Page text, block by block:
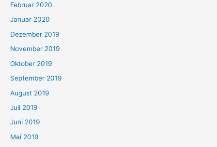
Februar 2020
Januar 2020
Dezember 2019
November 2019
Oktober 2019
September 2019
August 2019
Juli 2019
Juni 2019
Mai 2019